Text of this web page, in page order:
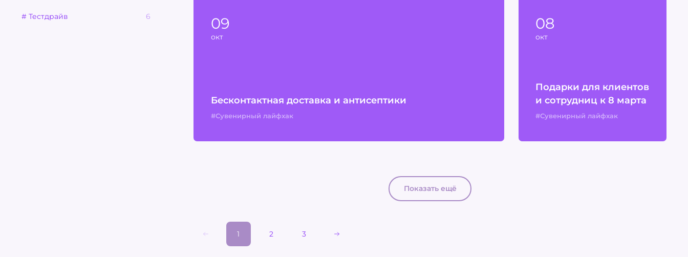
# Тестдрайв 6 09
окт
Бесконтактная доставка и антисептики
#Сувенирный лайфхак
08
окт
Подарки для клиентов
и сотрудниц к 8 марта
#Сувенирный лайфхак
Показать ещё
1 2 3